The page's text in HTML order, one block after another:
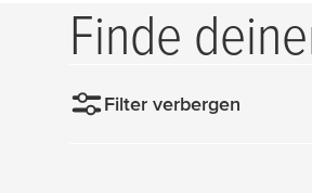
Finde
Filter verbergen